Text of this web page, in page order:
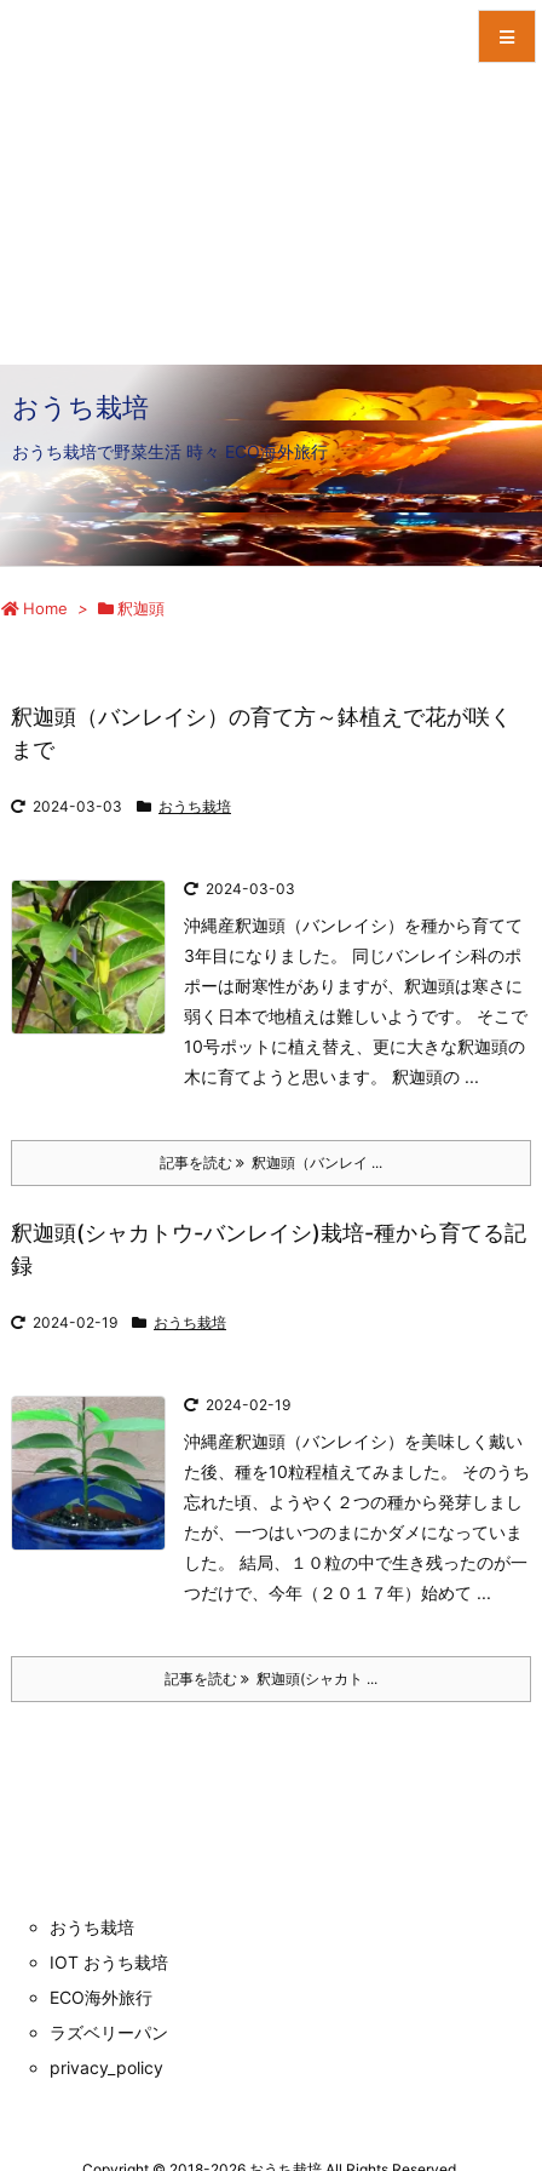
おうち栽培
おうち栽培で野菜生活 時々 ECO海外旅行
検索
Home > 釈迦頭
釈迦頭（バンレイシ）の育て方～鉢植えで花が咲く
まで
2024-03-03 おうち栽培
2024-03-03
沖縄産釈迦頭（バンレイシ）を種から育てて
3年目になりました。 同じバンレイシ科のポ
ポーは耐寒性がありますが、釈迦頭は寒さに
弱く日本で地植えは難しいようです。 そこで
10号ポットに植え替え、更に大きな釈迦頭の
木に育てようと思います。 釈迦頭の ...
記事を読む 釈迦頭（バンレイ ...
釈迦頭(シャカトウ-バンレイシ)栽培-種から育てる記
録
2024-02-19 おうち栽培
2024-02-19
沖縄産釈迦頭（バンレイシ）を美味しく戴い
た後、種を10粒程植えてみました。 そのうち
忘れた頃、ようやく２つの種から発芽しまし
たが、一つはいつのまにかダメになっていま
した。 結局、１０粒の中で生き残ったのが一
つだけで、今年（２０１７年）始めて ...
記事を読む 釈迦頭(シャカト ...
おうち栽培
IOT おうち栽培
ECO海外旅行
ラズベリーパン
privacy_policy